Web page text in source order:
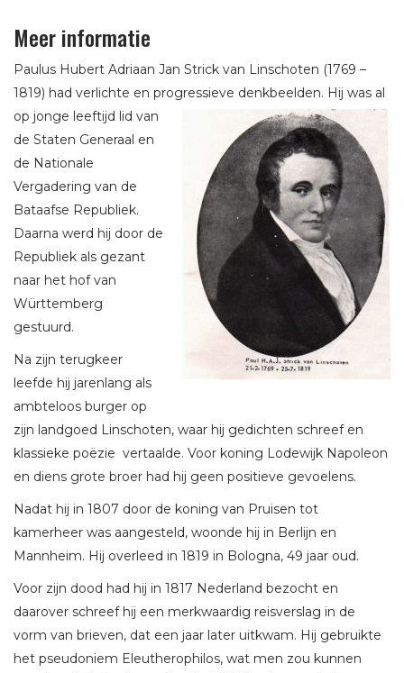
Meer informatie
Paulus Hubert Adriaan Jan Strick van Linschoten (1769 –
1819) had verlichte en progressieve denkbeelden. Hij was al
op jonge leeftijd lid van
de Staten Generaal en
de Nationale
Vergadering van de
Bataafse Republiek.
Daarna werd hij door de
Republiek als gezant
naar het hof van
Württemberg
gestuurd.
Na zijn terugkeer
leefde hij jarenlang als
ambteloos burger op
zijn landgoed Linschoten, waar hij gedichten schreef en
klassieke poëzie vertaalde. Voor koning Lodewijk Napoleon
en diens grote broer had hij geen positieve gevoelens.
Nadat hij in 1807 door de koning van Pruisen tot
kamerheer was aangesteld, woonde hij in Berlijn en
Mannheim. Hij overleed in 1819 in Bologna, 49 jaar oud.
Voor zijn dood had hij in 1817 Nederland bezocht en
daarover schreef hij een merkwaardig reisverslag in de
vorm van brieven, dat een jaar later uitkwam. Hij gebruikte
het pseudoniem Eleutherophilos, wat men zou kunnen